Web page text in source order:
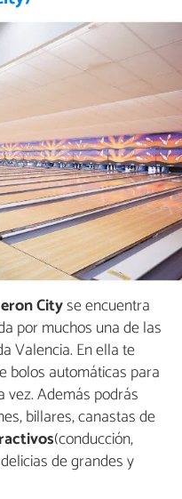
Cityse encuentra
por muchos una de las
Valencia. En ella te
bolos automáticas para
vez. Además podrás
billares, canastas de
(conducción,
de grandes y